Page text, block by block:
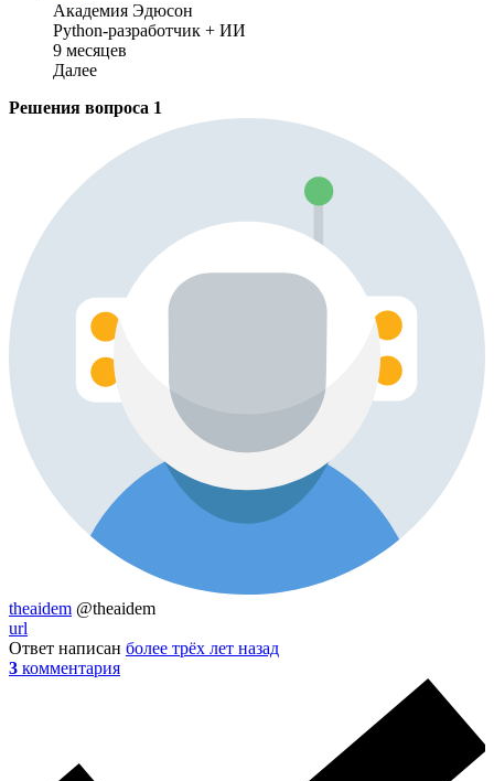
Академия Эдюсон
Python-разработчик + ИИ
9 месяцев
Далее
Решения вопроса 1
theaidem @theaidem
url
Ответ написан более трёх лет назад
3 комментария